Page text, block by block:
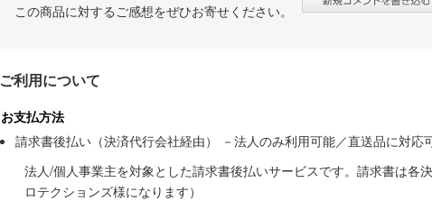
この商品に対するご感想をぜひお寄せください。
ご利用について
お支払方法
請求書後払い（決済代行会社経由） －法人のみ利用可能／直送品に対応
法人/個人事業主を対象とした請求書後払いサービスです。請求書は
ロテクションズ様になります）